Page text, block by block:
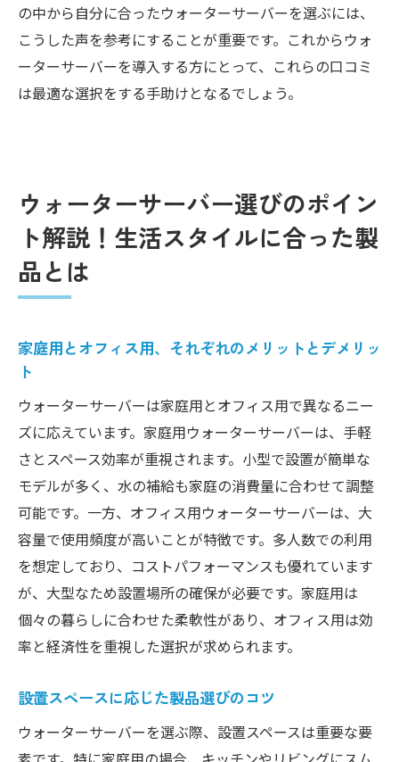
の中から自分に合ったウォーターサーバーを選ぶには、
こうした声を参考にすることが重要です。これからウォ
ーターサーバーを導入する方にとって、これらの口コミ
は最適な選択をする手助けとなるでしょう。
ウォーターサーバー選びのポイン
ト解説！生活スタイルに合った製
品とは
家庭用とオフィス用、それぞれのメリットとデメリッ
ト
ウォーターサーバーは家庭用とオフィス用で異なるニー
ズに応えています。家庭用ウォーターサーバーは、手軽
さとスペース効率が重視されます。小型で設置が簡単な
モデルが多く、水の補給も家庭の消費量に合わせて調整
可能です。一方、オフィス用ウォーターサーバーは、大
容量で使用頻度が高いことが特徴です。多人数での利用
を想定しており、コストパフォーマンスも優れています
が、大型なため設置場所の確保が必要です。家庭用は
個々の暮らしに合わせた柔軟性があり、オフィス用は効
率と経済性を重視した選択が求められます。
設置スペースに応じた製品選びのコツ
ウォーターサーバーを選ぶ際、設置スペースは重要な要